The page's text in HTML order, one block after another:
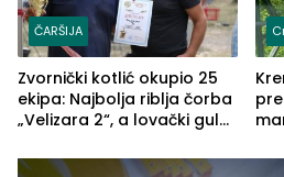
ČARŠIJA
Zvornički kotlić okupio 25
ekipa: Najbolja riblja čorba
„Velizara 2“, a lovački gulaš